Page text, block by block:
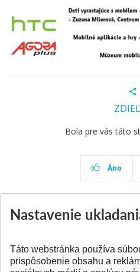
Bola pre vás táto
Áno
Nastavenie
Táto webstránka používa
prispôsobenie obsahu a